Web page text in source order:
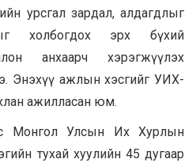
урсгал зардал, алдагдлыг
холбогдох эрх бүхий
анхаарч хэрэгжүүлэх
Энэхүү ажлын хэсгийг УИХ-
ажилласан юм.
Монгол Улсын Их Хурлын
тухай хуулийн 45 дугаар